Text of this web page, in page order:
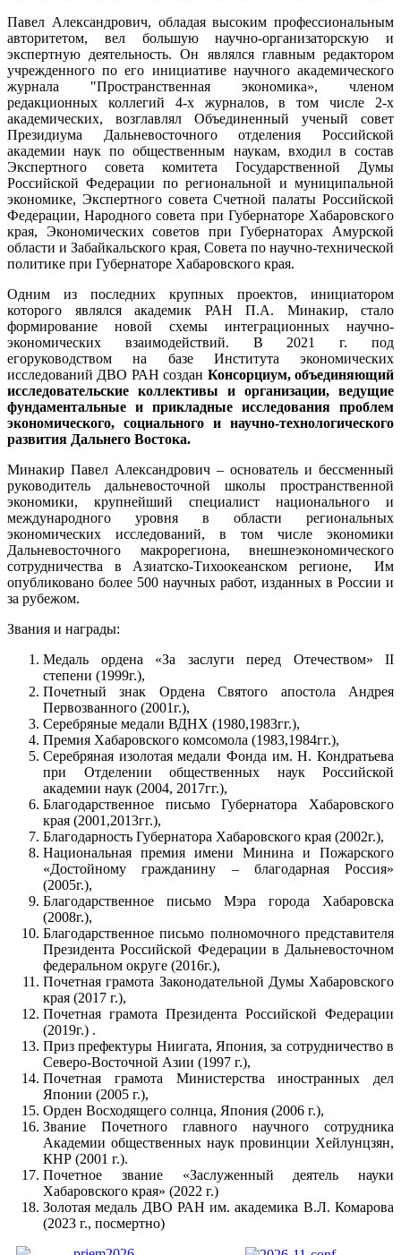
Павел Александрович, обладая высоким профессиональным
авторитетом, вел большую научно-организаторскую и
экспертную деятельность. Он являлся главным редактором
учрежденного по его инициативе научного академического
журнала "Пространственная экономика», членом
редакционных коллегий 4-х журналов, в том числе 2-х
академических, возглавлял Объединенный ученый совет
Президиума Дальневосточного отделения Российской
академии наук по общественным наукам, входил в состав
Экспертного совета комитета Государственной Думы
Российской Федерации по региональной и муниципальной
экономике, Экспертного совета Счетной палаты Российской
Федерации, Народного совета при Губернаторе Хабаровского
края, Экономических советов при Губернаторах Амурской
области и Забайкальского края, Совета по научно-технической
политике при Губернаторе Хабаровского края.
Одним из последних крупных проектов, инициатором
которого являлся академик РАН П.А. Минакир, стало
формирование новой схемы интеграционных научно-
экономических взаимодействий. В 2021 г. под
егоруководством на базе Института экономических
исследований ДВО РАН создан Консорциум, объединяющий
исследовательские коллективы и организации, ведущие
фундаментальные и прикладные исследования проблем
экономического, социального и научно-технологического
развития Дальнего Востока.
Минакир Павел Александрович – основатель и бессменный
руководитель дальневосточной школы пространственной
экономики, крупнейший специалист национального и
международного уровня в области региональных
экономических исследований, в том числе экономики
Дальневосточного макрорегиона, внешнеэкономического
сотрудничества в Азиатско-Тихоокеанском регионе, Им
опубликовано более 500 научных работ, изданных в России и
за рубежом.
Звания и награды:
Медаль ордена «За заслуги перед Отечеством» II
степени (1999г.),
Почетный знак Ордена Святого апостола Андрея
Первозванного (2001г.),
Серебряные медали ВДНХ (1980,1983гг.),
Премия Хабаровского комсомола (1983,1984гг.),
Серебряная изолотая медали Фонда им. Н. Кондратьева
при Отделении общественных наук Российской
академии наук (2004, 2017гг.),
Благодарственное письмо Губернатора Хабаровского
края (2001,2013гг.),
Благодарность Губернатора Хабаровского края (2002г.),
Национальная премия имени Минина и Пожарского
«Достойному гражданину – благодарная Россия»
(2005г.),
Благодарственное письмо Мэра города Хабаровска
(2008г.),
Благодарственное письмо полномочного представителя
Президента Российской Федерации в Дальневосточном
федеральном округе (2016г.),
Почетная грамота Законодательной Думы Хабаровского
края (2017 г.),
Почетная грамота Президента Российской Федерации
(2019г.) .
Приз префектуры Ниигата, Япония, за сотрудничество в
Северо-Восточной Азии (1997 г.),
Почетная грамота Министерства иностранных дел
Японии (2005 г.),
Орден Восходящего солнца, Япония (2006 г.),
Звание Почетного главного научного сотрудника
Академии общественных наук провинции Хейлунцзян,
КНР (2001 г.).
Почетное звание «Заслуженный деятель науки
Хабаровского края» (2022 г.)
Золотая медаль ДВО РАН им. академика В.Л. Комарова
(2023 г., посмертно)